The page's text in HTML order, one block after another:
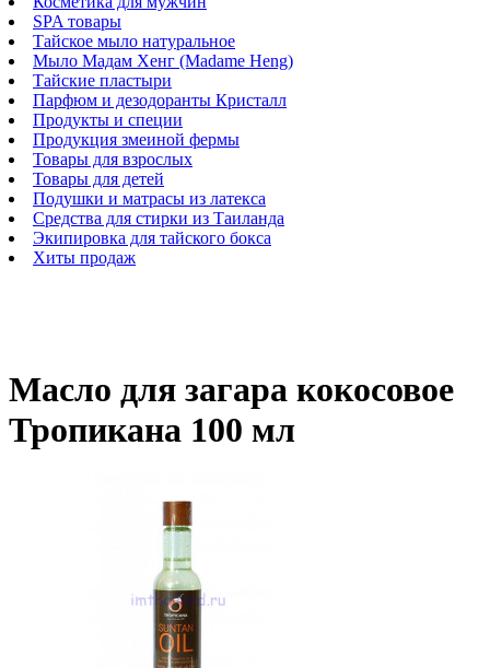
SPA товары
Тайское мыло натуральное
Мыло Мадам Хенг (Madame Heng)
Тайские пластыри
Парфюм и дезодоранты Кристалл
Продукты и специи
Продукция змеиной фермы
Товары для взрослых
Товары для детей
Подушки и матрасы из латекса
Средства для стирки из Таиланда
Экипировка для тайского бокса
Хиты продаж
Масло для загара кокосовое
Тропикана 100 мл